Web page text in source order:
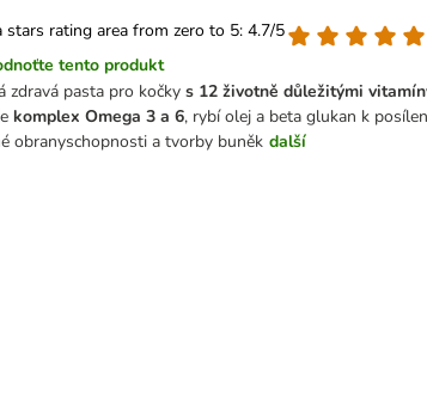
stars rating area from zero to 5: 4.7/5
tento produkt
zdravá pasta pro kočkys 12 životně důležitými
komplex Omega 3 a 6, rybí olej a beta glukan k
obranyschopnosti a tvorby buněk další